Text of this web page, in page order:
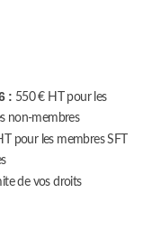
: 550 € HT pour les
non-membres
pour les membres SFT
de vos droits